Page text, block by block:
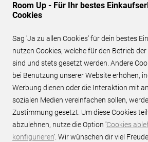
Servicenummer
06151 - 7808880
bei vielen
Room Up - Für Ihr bestes
Cookies
Sag 'Ja zu allen Cookies' für dein bestes
nutzen Cookies, welche für den Betrieb
sind und stets gesetzt werden. Andere
bei Benutzung unserer Website erhöhen,
Werbung dienen oder die Interaktion mit
sozialen Medien vereinfachen sollen,
Zustimmung gesetzt. Um diese Cookies
abzulehnen, nutze die Option 'Cookies
konfigurieren'. Wir wünschen dir viel